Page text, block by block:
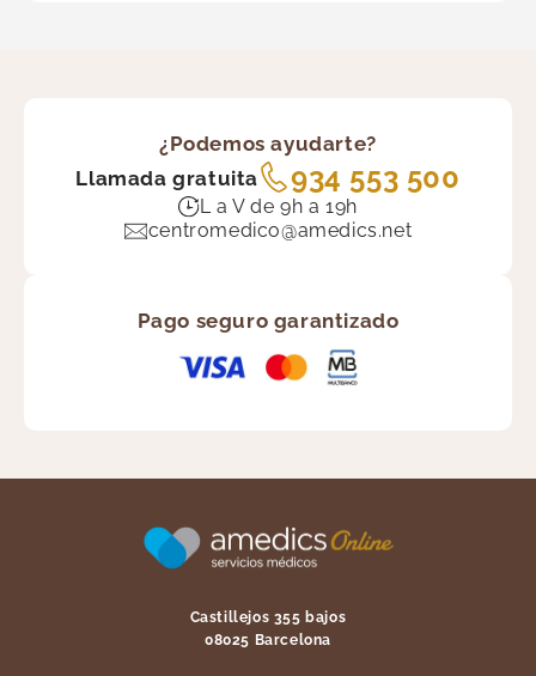
¿Podemos ayudarte?
Llamada gratuita
934 553 500
L a V de 9h a 19h
centromedico@amedics.net
Pago seguro garantizado
Castillejos 355 bajos
08025 Barcelona